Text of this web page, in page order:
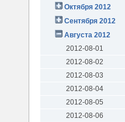
Октября 2012
Сентября 2012
Августа 2012
2012-08-01
2012-08-02
2012-08-03
2012-08-04
2012-08-05
2012-08-06